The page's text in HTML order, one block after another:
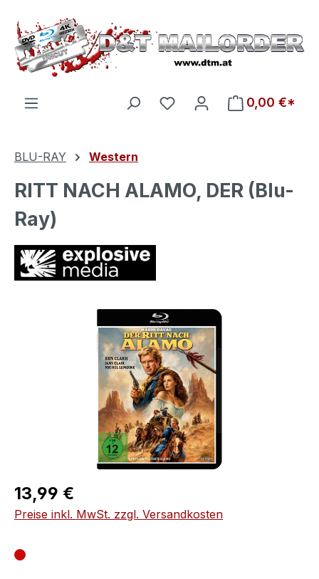
Zum Hauptinhalt springen
Du hast 0 Produkte auf
0,00 €*
BLU-RAY Western
RITT NACH ALAMO, DER (Blu-
Ray)
Bildergalerie überspringen
Regulärer Preis:
13,99 €
Preise inkl. MwSt. zzgl. Versandkosten